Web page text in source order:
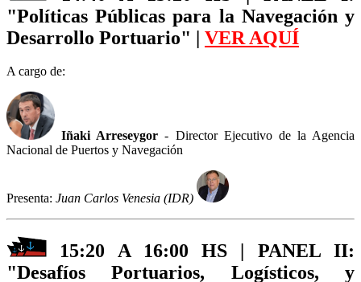
"Políticas Públicas para la Navegación y
Desarrollo Portuario" | VER AQUÍ
A cargo de:
Iñaki Arreseygor - Director Ejecutivo de la Agencia
Nacional de Puertos y Navegación
Presenta: Juan Carlos Venesia (IDR)
15:20 A 16:00 HS | PANEL II:
"Desafíos Portuarios, Logísticos, y